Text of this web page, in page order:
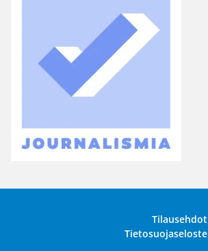
Tilausehdot
Tietosuojaseloste